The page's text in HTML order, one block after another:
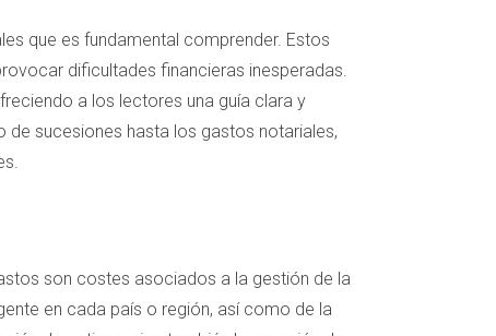
que es fundamental comprender. Estos
dificultades financieras inesperadas.
a los lectores una guía clara y
de sucesiones hasta los gastos notariales,
son costes asociados a la gestión de la
en cada país o región, así como de la